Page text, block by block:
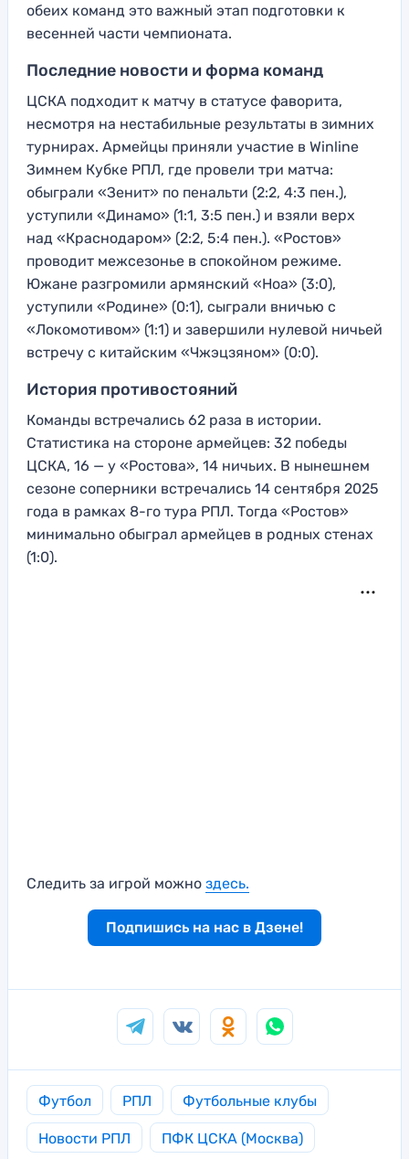
обеих команд это важный этап подготовки к
весенней части чемпионата.
Последние новости и форма команд
ЦСКА подходит к матчу в статусе фаворита,
несмотря на нестабильные результаты в зимних
турнирах. Армейцы приняли участие в Winline
Зимнем Кубке РПЛ, где провели три матча:
обыграли «Зенит» по пенальти (2:2, 4:3 пен.),
уступили «Динамо» (1:1, 3:5 пен.) и взяли верх
над «Краснодаром» (2:2, 5:4 пен.). «Ростов»
проводит межсезонье в спокойном режиме.
Южане разгромили армянский «Ноа» (3:0),
уступили «Родине» (0:1), сыграли вничью с
«Локомотивом» (1:1) и завершили нулевой ничьей
встречу с китайским «Чжэцзяном» (0:0).
История противостояний
Команды встречались 62 раза в истории.
Статистика на стороне армейцев: 32 победы
ЦСКА, 16 — у «Ростова», 14 ничьих. В нынешнем
сезоне соперники встречались 14 сентября 2025
года в рамках 8-го тура РПЛ. Тогда «Ростов»
минимально обыграл армейцев в родных стенах
(1:0).
Следить за игрой можно здесь.
Подпишись на нас в Дзене!
Футбол РПЛ Футбольные клубы
Новости РПЛ ПФК ЦСКА (Москва)